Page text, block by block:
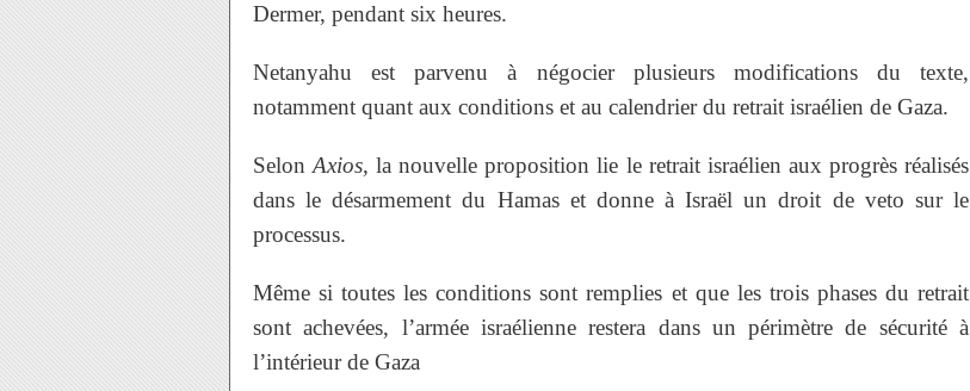
Dermer, pendant six heures.
Netanyahu est parvenu à négocier plusieurs modifications du texte,
notamment quant aux conditions et au calendrier du retrait israélien de Gaza.
SelonAxios, la nouvelle proposition lie le retrait israélien aux progrès réalisés
dans le désarmement du Hamas et donne à Israël un droit de veto sur le
processus.
Même si toutes les conditions sont remplies et que les trois phases du retrait
sont achevées, l’armée israélienne restera dans un périmètre de sécurité à
l’intérieur de Gaza